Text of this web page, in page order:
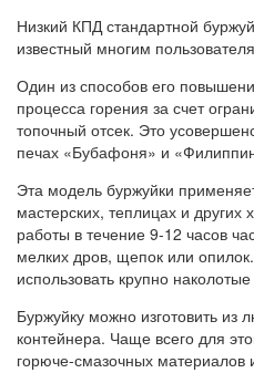
Низкий КПД стандартной
известный многим
Один из способов его
процесса горения за счет
топочный отсек. Это
печах «Бубафоня» и
Эта модель буржуйки
мастерских, теплицах и других
работы в течение 9-12 часов
мелких дров, щепок или
использовать крупно
Буржуйку можно изготовить из
контейнера. Чаще всего для
горюче-смазочных материалов